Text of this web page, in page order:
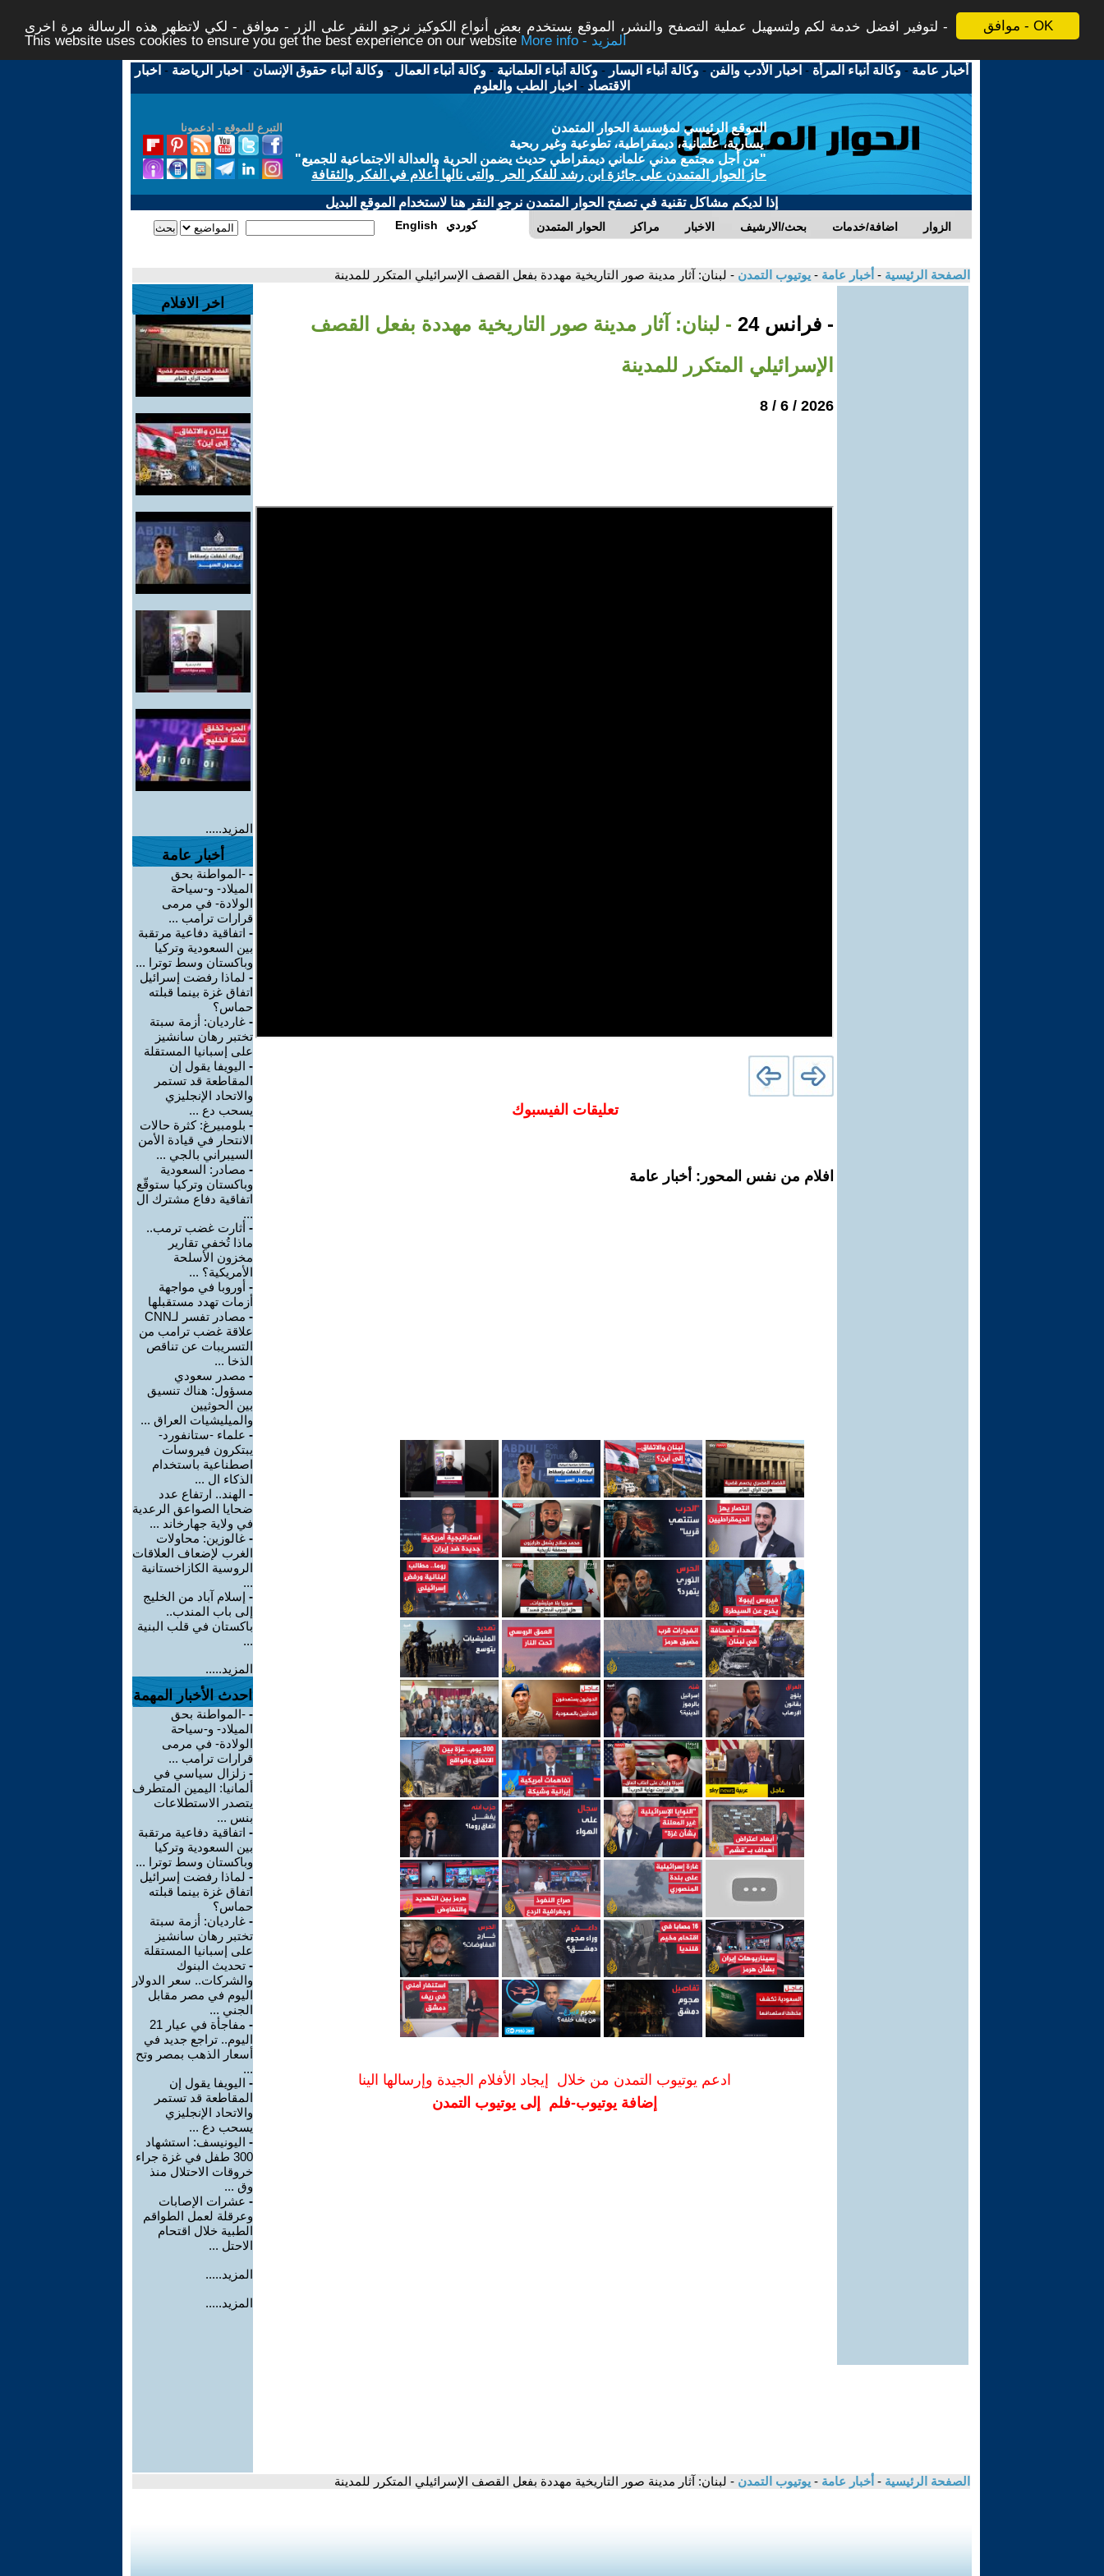
موافق - OK
لتوفير افضل خدمة لكم ولتسهيل عملية التصفح والنشر، الموقع يستخدم بعض أنواع الكوكيز نرجو النقر على الزر - موافق - لكي لاتظهر هذه الرسالة مرة اخرى -
This website uses cookies to ensure you get the best experience on our website
More info - المزيد
أخبار عامة -وكالة أنباء المرأة - اخبار الأدب والفن -وكالة أنباء اليسار -وكالة أنباء العلمانية -وكالة أنباء العمال -وكالة أنباء حقوق الإنسان - اخبار الرياضة - اخبار
الاقتصاد - اخبار الطب والعلوم
التبرع للموقع - ادعمونا
الموقع الرئيسي لمؤسسة الحوار المتمدن
يسارية، علمانية، ديمقراطية، تطوعية وغير ربحية
"من أجل مجتمع مدني علماني ديمقراطي حديث يضمن الحرية والعدالة الاجتماعية للجميع"
حاز الحوار المتمدن على جائزة ابن رشد للفكر الحر والتى نالها أعلام في الفكر والثقافة
إذا لديكم مشاكل تقنية في تصفح الحوار المتمدن نرجو النقر هنا لاستخدام الموقع البديل
الحوار المتمدن مراكز الاخبار بحث/الارشيف اضافة/خدمات الزوار English كوردي
الصفحة الرئيسية - أخبار عامة - يوتيوب التمدن - لبنان: آثار مدينة صور التاريخية مهددة بفعل القصف الإسرائيلي المتكرر للمدينة
- فرانس 24
- لبنان: آثار مدينة صور التاريخية مهددة بفعل القصف
الإسرائيلي المتكرر للمدينة
2026 / 6 / 8
تعليقات الفيسبوك
افلام من نفس المحور: أخبار عامة
ادعم يوتيوب التمدن من خلال إيجاد الأفلام الجيدة وإرسالها الينا
إضافة يوتيوب-فلم إلى يوتيوب التمدن
اخر الافلام
المزيد.....
أخبار عامة
- -المواطنة بحق
الميلاد- و-سياحة
الولادة- في مرمى
قرارات ترامب ...
- اتفاقية دفاعية مرتقبة
بين السعودية وتركيا
وباكستان وسط توترا ...
- لماذا رفضت إسرائيل
اتفاق غزة بينما قبلته
حماس؟
- غارديان: أزمة سبتة
تختبر رهان سانشيز
على إسبانيا المستقلة
- اليويفا يقول إن
المقاطعة قد تستمر
والاتحاد الإنجليزي
يسحب دع ...
- بلومبيرغ: كثرة حالات
الانتحار في قيادة الأمن
السيبراني بالجي ...
- مصادر: السعودية
وباكستان وتركيا ستوقّع
اتفاقية دفاع مشترك ال
...
- أثارت غضب ترمب..
ماذا تُخفي تقارير
مخزون الأسلحة
الأمريكية؟ ...
- أوروبا في مواجهة
أزمات تهدد مستقبلها
-
مصادر تفسر لـCNN
علاقة غضب ترامب من
التسريبات عن تناقص
الذخا ...
- مصدر سعودي
مسؤول: هناك تنسيق
بين الحوثيين
والميليشيات العراق ...
- علماء -ستانفورد-
يبتكرون فيروسات
اصطناعية باستخدام
الذكاء ال ...
- الهند.. ارتفاع عدد
ضحايا الصواعق الرعدية
في ولاية جهارخاند ...
- غالوزين: محاولات
الغرب لإضعاف العلاقات
الروسية الكازاخستانية
...
- إسلام آباد من الخليج
إلى باب المندب..
باكستان في قلب البنية
...
المزيد.....
احدث الأخبار المهمة
- -المواطنة بحق
الميلاد- و-سياحة
الولادة- في مرمى
قرارات ترامب ...
- زلزال سياسي في
ألمانيا: اليمين المتطرف
يتصدر الاستطلاعات
بنس ...
- اتفاقية دفاعية مرتقبة
بين السعودية وتركيا
وباكستان وسط توترا ...
- لماذا رفضت إسرائيل
اتفاق غزة بينما قبلته
حماس؟
- غارديان: أزمة سبتة
تختبر رهان سانشيز
على إسبانيا المستقلة
- تحديث البنوك
والشركات.. سعر الدولار
اليوم في مصر مقابل
الجني ...
-
مفاجأة في عيار 21
اليوم.. تراجع جديد في
أسعار الذهب بمصر وتح
...
- اليويفا يقول إن
المقاطعة قد تستمر
والاتحاد الإنجليزي
يسحب دع ...
- اليونيسف: استشهاد
300 طفل في غزة جراء
خروقات الاحتلال منذ
وق ...
- عشرات الإصابات
وعرقلة لعمل الطواقم
الطبية خلال اقتحام
الاحتل ...
المزيد.....
المزيد.....
الصفحة الرئيسية - أخبار عامة - يوتيوب التمدن - لبنان: آثار مدينة صور التاريخية مهددة بفعل القصف الإسرائيلي المتكرر للمدينة